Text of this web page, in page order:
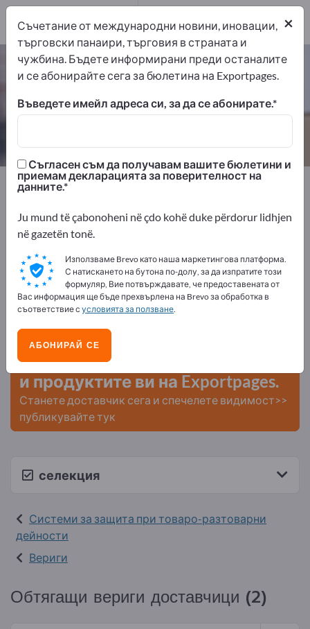
Обтягащи вериги – намерете
производители и доставчици
Exportpages
Транспорт и опаковане
дейности
Обтягащи вериги
Рекламирайте безплатно в
Exportpages!
Нужди – Оферти – Използвани стоки – Бизнес
контакти >> започнете оттук
Публикувайте вашата компания
и продуктите ви на Exportpages.
Станете доставчик сега и спечелете видимост>>
публикувайте тук
селекция
Системи за защита при товаро-разтоварни
дейности
Вериги
Обтягащи вериги доставчици (2)
×
Съчетание от международни новини, иновации,
търговски панаири, търговия в страната и
чужбина. Бъдете информирани преди останалите
и се абонирайте сега за бюлетина на Exportpages.
Въведете имейл адреса си, за да се абонирате.
Съгласен съм да получавам вашите бюлетини и
приемам декларацията за поверителност на
данните.
Ju mund të çabonoheni në çdo kohë duke përdorur lidhjen
në gazetën tonë.
Използваме Brevo като наша маркетингова платформа.
С натискането на бутона по-долу, за да изпратите този
формуляр, Вие потвърждавате, че предоставената от
Вас информация ще бъде прехвърлена на Brevo за обработка в
съответствие с условията за ползване.
АБОНИРАЙ СЕ